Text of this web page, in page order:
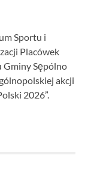
Sportu i
Placówek
Gminy Sępólno
akcji
2026”.